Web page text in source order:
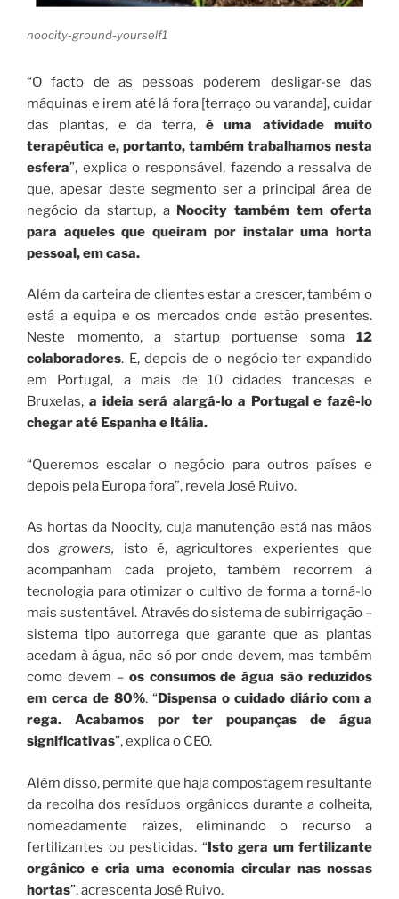
noocity-ground-yourself1
“O facto de as pessoas poderem desligar-se das
máquinas e irem até lá fora [terraço ou varanda], cuidar
das plantas, e da terra,é uma atividade muito
terapêutica e, portanto, também trabalhamos nesta
esfera”, explica o responsável, fazendo a ressalva de
que, apesar deste segmento ser a principal área de
negócio da startup, a Noocity também tem oferta
para aqueles que queiram por instalar uma horta
pessoal, em casa.
Além da carteira de clientes estar a crescer, também o
está a equipa e os mercados onde estão presentes.
Neste momento, a startup portuense soma 12
colaboradores. E, depois de o negócio ter expandido
em Portugal, a mais de 10 cidades francesas e
Bruxelas, a ideia será alargá-lo a Portugal e fazê-lo
chegar até Espanha e Itália.
“Queremos escalar o negócio para outros países e
depois pela Europa fora”, revela José Ruivo.
As hortas da Noocity, cuja manutenção está nas mãos
dosgrowers, isto é, agricultores experientes que
acompanham cada projeto, também recorrem à
tecnologia para otimizar o cultivo de forma a torná-lo
mais sustentável. Através do sistema de subirrigação –
sistema tipo autorrega que garante que as plantas
acedam à água, não só por onde devem, mas também
como devem – os consumos de água são reduzidos
em cerca de 80%. “ Dispensa o cuidado diário com a
rega. Acabamos por ter poupanças de água
significativas”, explica o CEO.
Além disso, permite que haja compostagem resultante
da recolha dos resíduos orgânicos durante a colheita,
nomeadamente raízes, eliminando o recurso a
fertilizantes ou pesticidas. “Isto gera um fertilizante
orgânico e cria uma economia circular nas nossas
hortas”, acrescenta José Ruivo.